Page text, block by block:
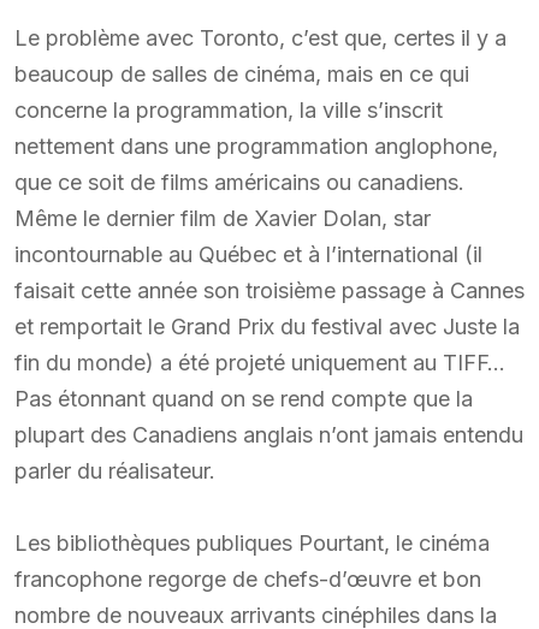
Le problème avec Toronto, c’est que, certes il y a
beaucoup de salles de cinéma, mais en ce qui
concerne la programmation, la ville s’inscrit
nettement dans une programmation anglophone,
que ce soit de films américains ou canadiens.
Même le dernier film de Xavier Dolan, star
incontournable au Québec et à l’international (il
faisait cette année son troisième passage à Cannes
et remportait le Grand Prix du festival avec Juste la
fin du monde) a été projeté uniquement au TIFF…
Pas étonnant quand on se rend compte que la
plupart des Canadiens anglais n’ont jamais entendu
parler du réalisateur.
Les bibliothèques publiques Pourtant, le cinéma
francophone regorge de chefs-d’œuvre et bon
nombre de nouveaux arrivants cinéphiles dans la